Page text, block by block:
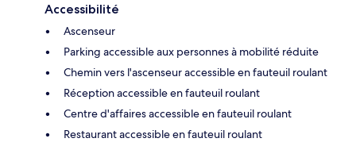
Accessibilité
Ascenseur
Parking accessible aux personnes à mobilité réduite
Chemin vers l'ascenseur accessible en fauteuil roulant
Réception accessible en fauteuil roulant
Centre d'affaires accessible en fauteuil roulant
Restaurant accessible en fauteuil roulant